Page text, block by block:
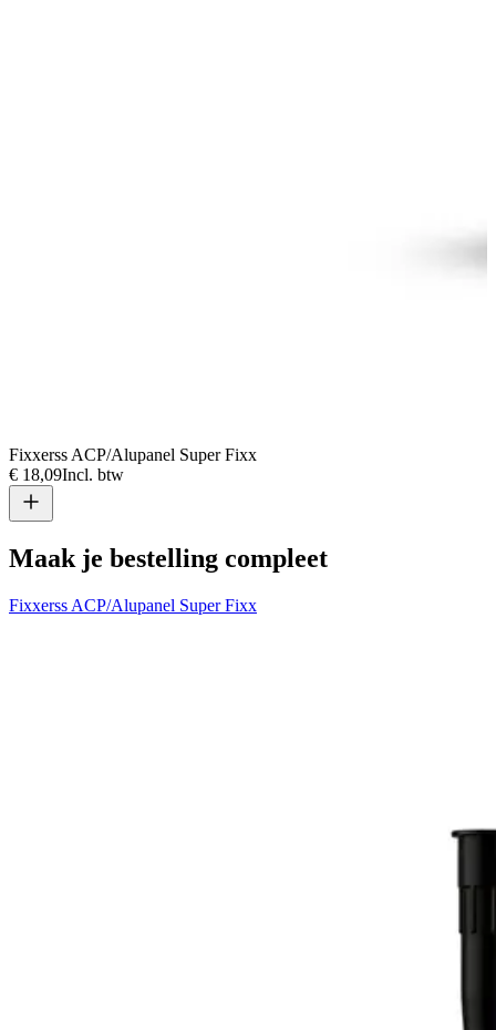
Fixxerss ACP/Alupanel Super Fixx
€ 18,09Incl. btw
Maak je bestelling compleet
Fixxerss ACP/Alupanel Super Fixx